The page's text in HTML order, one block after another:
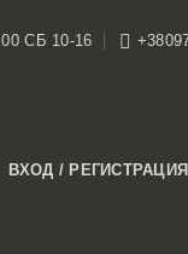
СБ 10-16
ВХОД / РЕГИСТРАЦИЯ